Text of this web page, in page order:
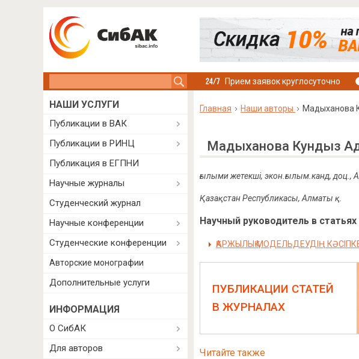
Прием заявок круглосуточно
Главная Наши авторы Мадыханова
Мадыханова Кундыз
ғылыми жетекші, экон.ғылым.канд, доц.,
Қазақстан Республикасы, Алматы қ.
Научный руководитель в
ҚАРЖЫЛЫҚ МОДЕЛЬДЕУДІҢ
ПУБЛИКАЦИИ СТАТЕЙ
В ЖУРНАЛАХ
Читайте также
НАШИ УСЛУГИ
Публикации в ВАК
Публикации в РИНЦ
Публикация в ЕГПНИ
Научные журналы
Студенческий журнал
Научные конференции
Студенческие конференции
Авторские монографии
Дополнительные услуги
ИНФОРМАЦИЯ
О СибАК
Для авторов